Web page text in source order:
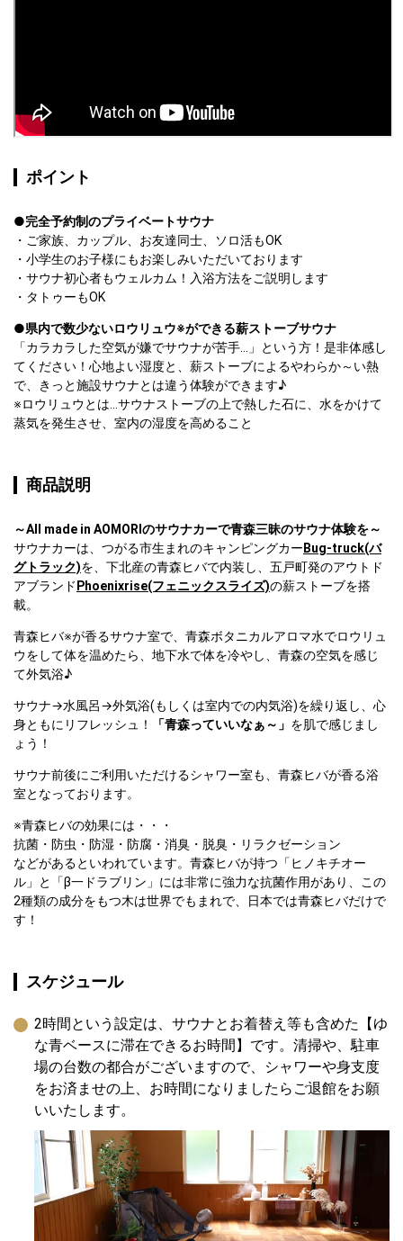
ポイント
●完全予約制のプライベートサウナ
・ご家族、カップル、お友達同士、ソロ活もOK
・小学生のお子様にもお楽しみいただいております
・サウナ初心者もウェルカム！入浴方法をご説明します
・タトゥーもOK
●県内で数少ないロウリュウ※ができる薪ストーブサウナ
「カラカラした空気が嫌でサウナが苦手…」という方！是非体感し
てください！心地よい湿度と、薪ストーブによるやわらか～い熱
で、きっと施設サウナとは違う体験ができます♪
※ロウリュウとは…サウナストーブの上で熱した石に、水をかけて
蒸気を発生させ、室内の湿度を高めること
商品説明
～All made in AOMORIのサウナカーで青森三昧のサウナ体験を～
サウナカーは、つがる市生まれのキャンピングカー Bug-truck(バ
グトラック)を、下北産の青森ヒバで内装し、五戸町発のアウトド
アブランド Phoenixrise(フェニックスライズ)の薪ストーブを搭
載。
青森ヒバ※が香るサウナ室で、青森ボタニカルアロマ水でロウリュ
ウをして体を温めたら、地下水で体を冷やし、青森の空気を感じ
て外気浴♪
サウナ→水風呂→外気浴(もしくは室内での内気浴)を繰り返し、心
身ともにリフレッシュ！
「青森っていいなぁ～」 を肌で感じまし
ょう！
サウナ前後にご利用いただけるシャワー室も、青森ヒバが香る浴
室となっております。
※青森ヒバの効果には・・・
抗菌・防虫・防湿・防腐・消臭・脱臭・リラクゼーション
などがあるといわれています。青森ヒバが持つ「ヒノキチオー
ル」と「β一ドラブリン」には非常に強力な抗菌作用があり、この
2種類の成分をもつ木は世界でもまれで、日本では青森ヒバだけで
す！
スケジュール
2時間という設定は、サウナとお着替え等も含めた【ゆ
な青ベースに滞在できるお時間】です。清掃や、駐車
場の台数の都合がございますので、シャワーや身支度
をお済ませの上、お時間になりましたらご退館をお願
いいたします。